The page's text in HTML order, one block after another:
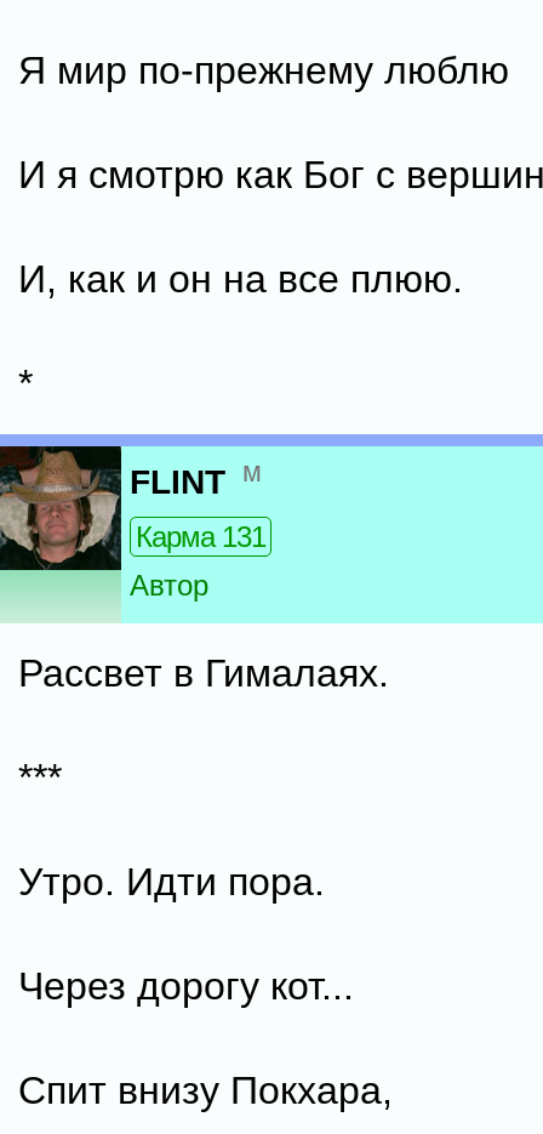
Я мир по-прежнему люблю
И я смотрю как Бог с
И, как и он на все плюю.
*
FLINT м
Карма 131
Автор
Рассвет в Гималаях.
***
Утро. Идти пора.
Через дорогу кот...
Спит внизу Покхара,